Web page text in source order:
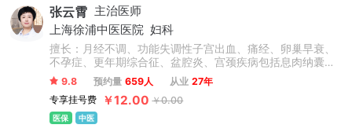
疗，尤其擅长抑郁焦虑与精神分裂症的诊治。
张云霄 主治医师
上海徐浦中医医院 妇科
擅长：月经不调、功能失调性子宫出血、痛经、卵巢早衰、
不孕症、更年期综合征、盆腔炎、宫颈疾病包括息肉纳囊病
毒感染等、卵巢囊肿、子宫肌瘤、乳腺增生、情志抑郁焦虑
失眠调理、内分泌失调、肥胖症、外阴炎、外阴白斑、阴道
炎、阴道菌群失调。
9.8 预约量 659人 从业 27年
专享挂号费
￥12.00 ￥0.00
医保 中医